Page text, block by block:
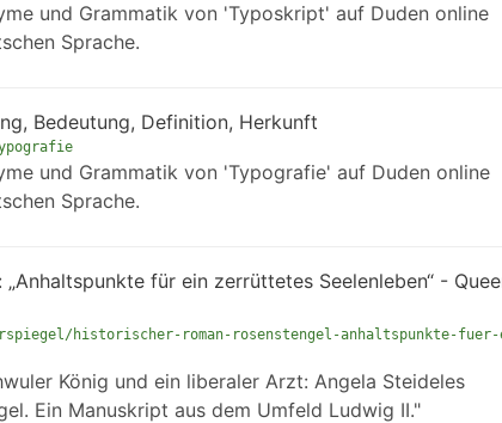
und Grammatik von 'Typoskript' auf Duden online
Sprache.
Bedeutung, Definition, Herkunft
und Grammatik von 'Typografie' auf Duden online
Sprache.
für ein zerrüttetes Seelenleben“ -
historischer-roman-rosenstengel-anhaltspunkte-
König und ein liberaler Arzt: Angela Steideles
Ein Manuskript aus dem Umfeld Ludwig II."